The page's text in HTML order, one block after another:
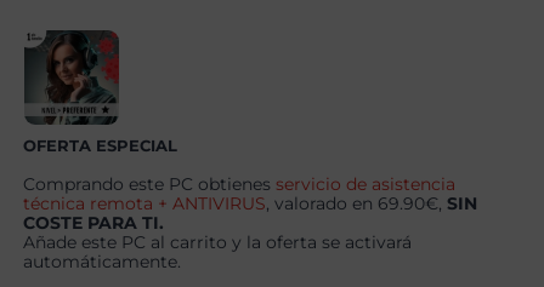
5080
+
Windows
11
Pro
cantidad
OFERTA ESPECIAL
Comprando este PC obtienes servicio de asistencia
técnica remota + ANTIVIRUS, valorado en 69.90€,SIN
COSTE PARA TI.
Añade este PC al carrito y la oferta se activará
automáticamente.